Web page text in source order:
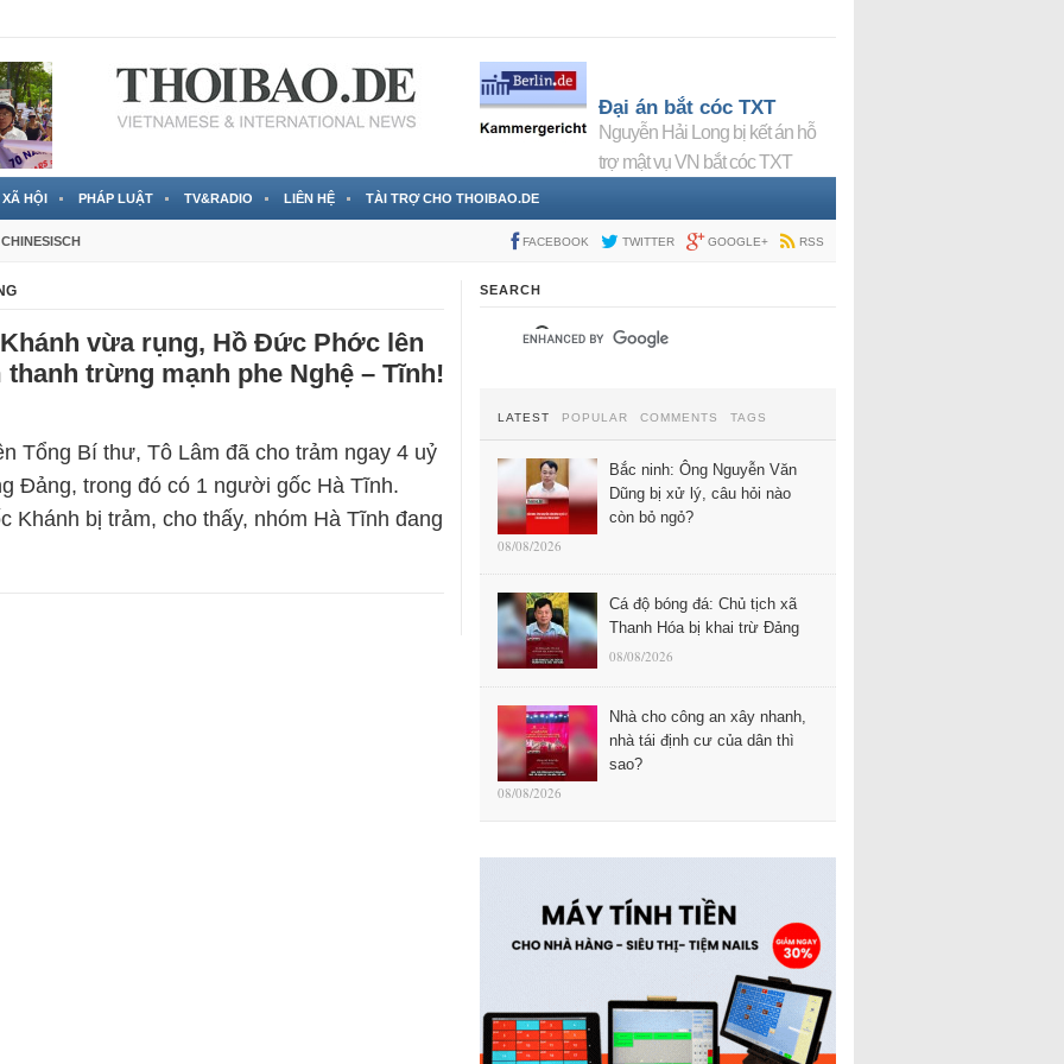
Đại án bắt cóc TXT
Nguyễn Hải Long bị kết án hỗ
trợ mật vụ VN bắt cóc TXT
XÃ HỘI PHÁP LUẬT TV&RADIO LIÊN HỆ TÀI TRỢ CHO THOIBAO.DE
CHINESISCH FACEBOOK TWITTER GOOGLE+ RSS
vừa rụng, Hồ Đức Phớc lên
thanh trừng mạnh phe Nghệ – Tĩnh!
Tổng Bí thư, Tô Lâm đã cho trảm ngay 4 uỷ
Đảng, trong đó có 1 người gốc Hà Tĩnh.
Khánh bị trảm, cho thấy, nhóm Hà Tĩnh đang
SEARCH
LATEST POPULAR COMMENTS TAGS
Bắc ninh: Ông Nguyễn Văn
Dũng bị xử lý, câu hỏi nào
còn bỏ ngỏ?
08/08/2026
Cá độ bóng đá: Chủ tịch xã
Thanh Hóa bị khai trừ Đảng
08/08/2026
Nhà cho công an xây nhanh,
nhà tái định cư của dân thì
sao?
08/08/2026